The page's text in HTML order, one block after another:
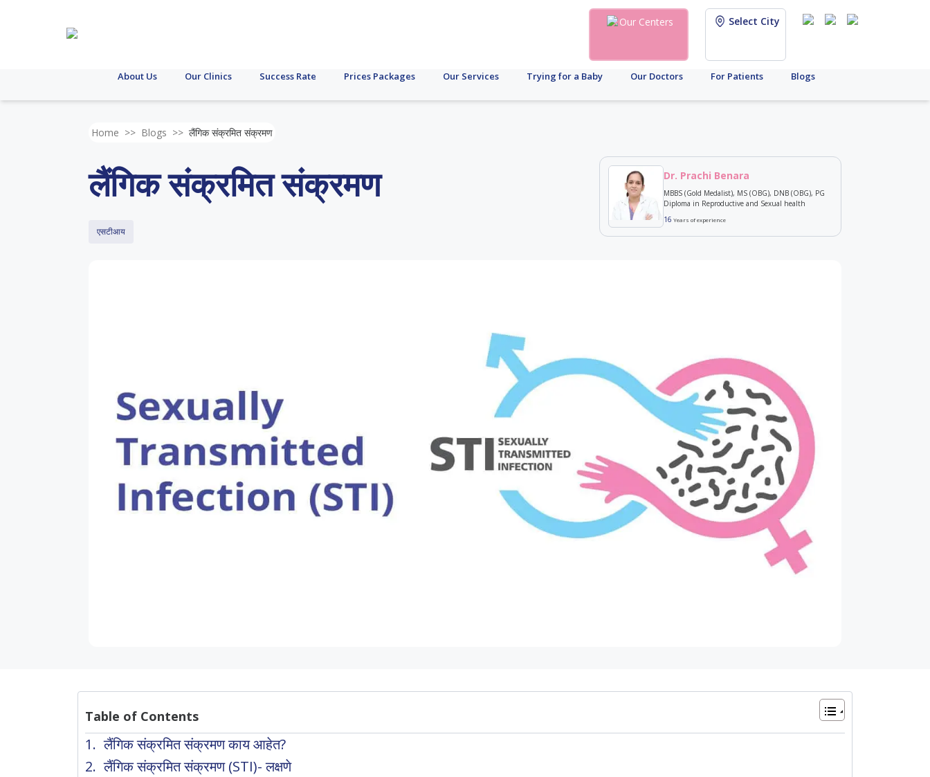
Our Centers Select City
About Us Our Clinics Success Rate Prices Packages Our Services Trying for a Baby Our Doctors For Patients Blogs
Home >> Blogs >> लैंगिक संक्रमित संक्रमण
लैंगिक संक्रमित संक्रमण
एसटीआय
Dr. Prachi Benara
MBBS (Gold Medalist), MS (OBG), DNB (OBG), PG
Diploma in Reproductive and Sexual health
16 Years of experience
Table of Contents
लैंगिक संक्रमित संक्रमण काय आहेत?
लैंगिक संक्रमित संक्रमण (STI)- लक्षणे